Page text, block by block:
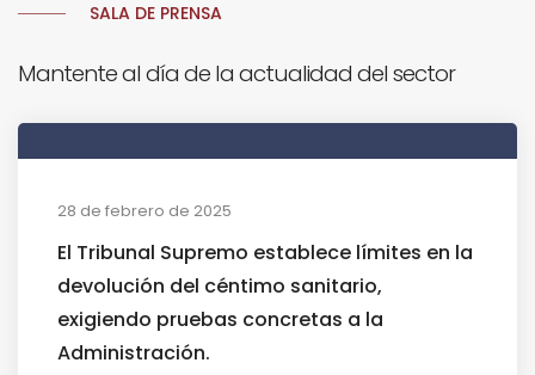
SALA DE PRENSA
Mantente al día de la actualidad del sector
28 de febrero de 2025
El Tribunal Supremo establece límites en la
devolución del céntimo sanitario,
exigiendo pruebas concretas a la
Administración.